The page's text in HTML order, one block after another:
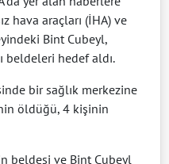
hava araçları (İHA) ve
Bint Cubeyl,
beldeleri hedef aldı.
bir sağlık merkezine
öldüğü, 4 kişinin
beldesi ve Bint Cubeyl